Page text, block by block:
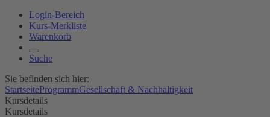
Login-Bereich
Kurs-Merkliste
Warenkorb
Suche
Sie befinden sich hier:
StartseiteProgrammGesellschaft & Nachhaltigkeit
Kursdetails
Kursdetails